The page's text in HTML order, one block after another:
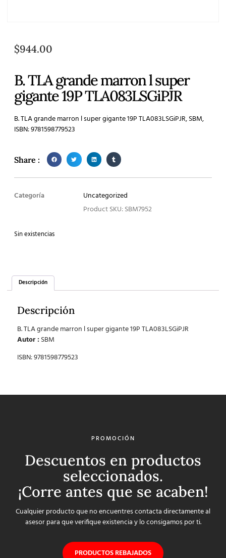
$944.00
B. TLA grande marron l super
gigante 19P TLA083LSGiPJR
B. TLA grande marron l super gigante 19P TLA083LSGiPJR, SBM,
ISBN: 9781598779523
Share :
Categoría
Uncategorized
Product SKU: SBM7952
Sin existencias
Descripción
Descripción
B. TLA grande marron l super gigante 19P TLA083LSGiPJR
Autor :SBM
ISBN: 9781598779523
PROMOCIÓN
Descuentos en productos
seleccionados.
¡Corre antes que se acaben!
Cualquier producto que no encuentres contacta directamente al
asesor para que verifique existencia y lo consigamos por ti.
PRODUCTOS REBAJADOS